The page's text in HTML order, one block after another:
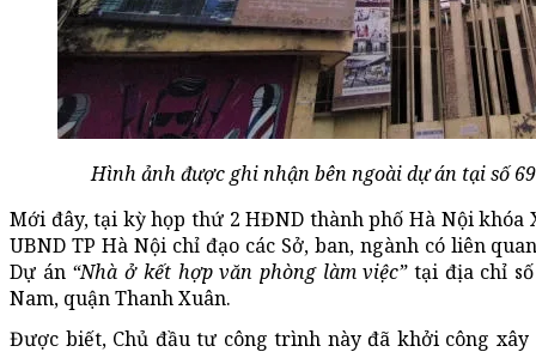
Hình ảnh được ghi nhận bên ngoài dự án tại số
Mới đây, tại kỳ họp thứ 2 HĐND thành phố Hà Nội
UBND TP Hà Nội chỉ đạo các Sở, ban, ngành có liên
Dự án “Nhà ở kết hợp văn phòng làm việc”tại địa chỉ số
Nam, quận Thanh Xuân.
Được biết, Chủ đầu tư công trình này đã khởi công